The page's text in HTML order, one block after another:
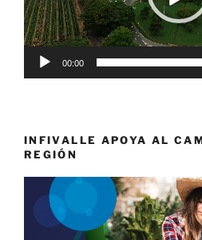
00:00
INFIVALLE APOYA AL
REGIÓN